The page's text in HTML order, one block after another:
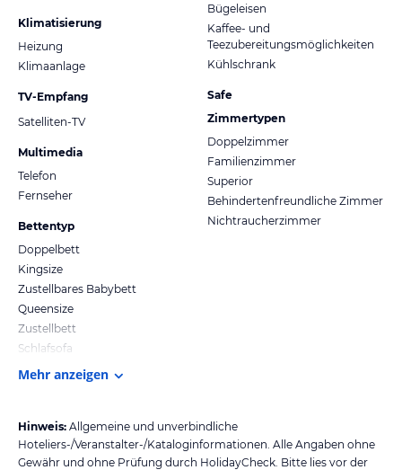
Klimatisierung
Heizung
Klimaanlage
TV-Empfang
Satelliten-TV
Multimedia
Telefon
Fernseher
Bettentyp
Doppelbett
Kingsize
Zustellbares Babybett
Queensize
Zustellbett
Schlafsofa
Bügeleisen
Kaffee- und
Teezubereitungsmöglichkeiten
Kühlschrank
Safe
Zimmertypen
Doppelzimmer
Familienzimmer
Superior
Behindertenfreundliche Zimmer
Nichtraucherzimmer
Mehr anzeigen
Hinweis: Allgemeine und unverbindliche
Hoteliers-/Veranstalter-/Kataloginformationen. Alle Angaben ohne
Gewähr und ohne Prüfung durch HolidayCheck. Bitte lies vor der